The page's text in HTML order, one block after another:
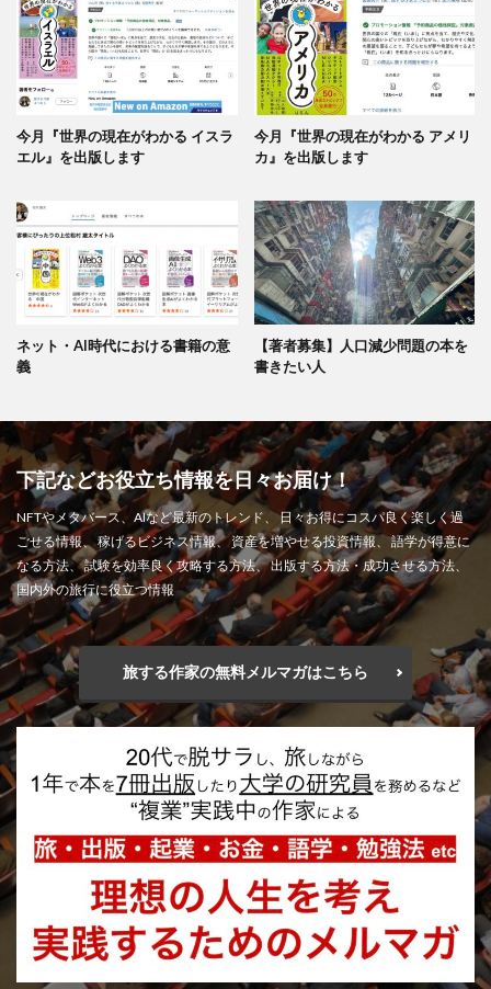
今月『世界の現在がわかる イスラ
エル』を出版します
今月『世界の現在がわかる アメリ
カ』を出版します
ネット・AI時代における書籍の意
義
【著者募集】人口減少問題の本を
書きたい人
下記などお役立ち情報を日々お届け！
NFTやメタバース、AIなど最新のトレンド、 日々お得にコスパ良く楽しく過
ごせる情報、 稼げるビジネス情報、 資産を増やせる投資情報、 語学が得意に
なる方法、 試験を効率良く攻略する方法、 出版する方法・成功させる方法、
国内外の旅行に役立つ情報
旅する作家の無料メルマガはこちら